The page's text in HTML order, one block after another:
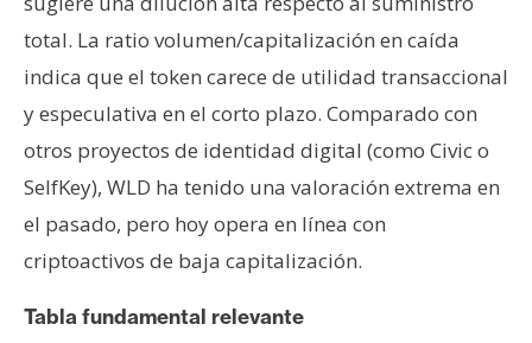
total. La ratio volumen/capitalización en caída
indica que el token carece de utilidad transaccional
y especulativa en el corto plazo. Comparado con
otros proyectos de identidad digital (como Civic o
SelfKey), WLD ha tenido una valoración extrema en
el pasado, pero hoy opera en línea con
criptoactivos de baja capitalización.
Tabla fundamental relevante